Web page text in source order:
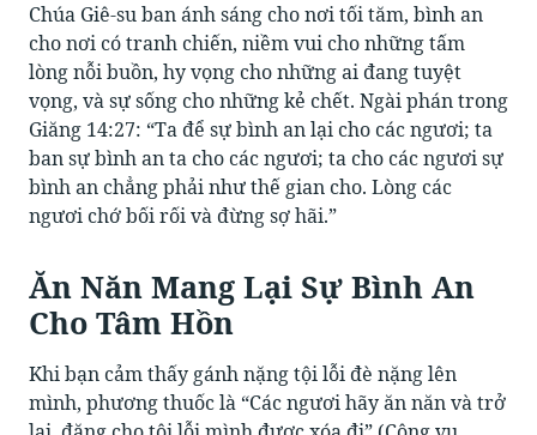
Chúa Giê-su ban ánh sáng cho nơi tối tăm, bình an
cho nơi có tranh chiến, niềm vui cho những tấm
lòng nỗi buồn, hy vọng cho những ai đang tuyệt
vọng, và sự sống cho những kẻ chết. Ngài phán trong
Giăng 14:27: “Ta để sự bình an lại cho các ngươi; ta
ban sự bình an ta cho các ngươi; ta cho các ngươi sự
bình an chẳng phải như thế gian cho. Lòng các
ngươi chớ bối rối và đừng sợ hãi.”
Ăn Năn Mang Lại Sự Bình An
Cho Tâm Hồn
Khi bạn cảm thấy gánh nặng tội lỗi đè nặng lên
mình, phương thuốc là “Các ngươi hãy ăn năn và trở